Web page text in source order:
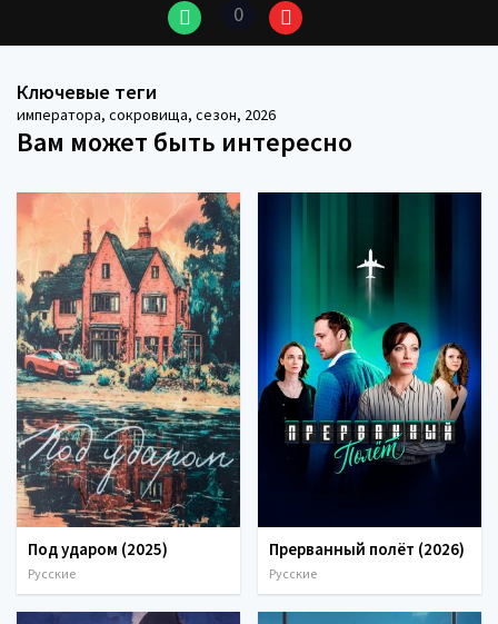
0
Ключевые теги
императора, сокровища, сезон, 2026
Вам может быть интересно
Под ударом (2025)
Русские
Прерванный полёт (2026)
Русские